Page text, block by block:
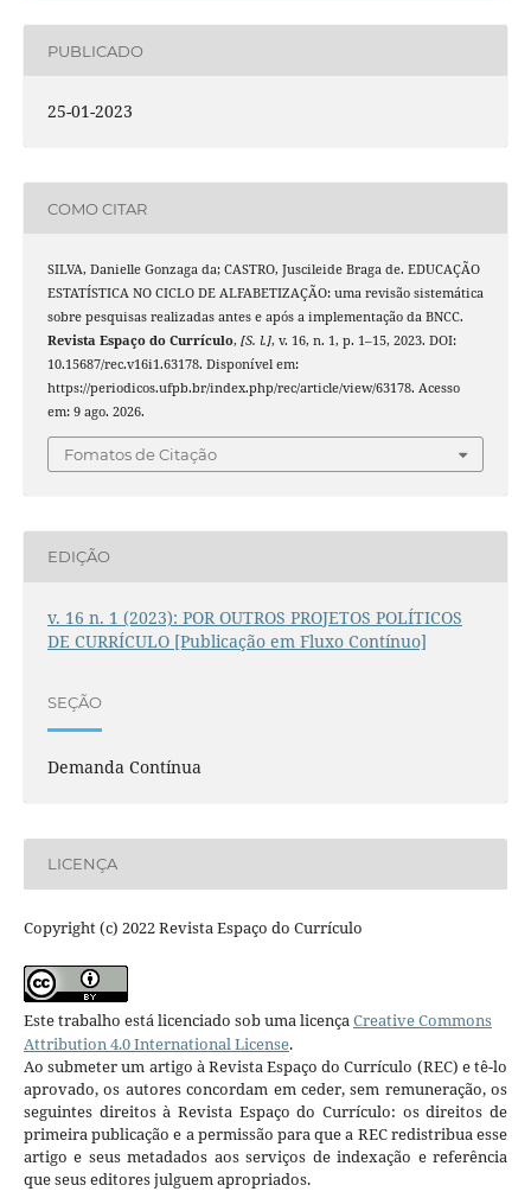
PUBLICADO
25-01-2023
COMO CITAR
SILVA, Danielle Gonzaga da; CASTRO, Juscileide Braga de. EDUCAÇÃO
ESTATÍSTICA NO CICLO DE ALFABETIZAÇÃO: uma revisão sistemática
sobre pesquisas realizadas antes e após a implementação da BNCC.
Revista Espaço do Currículo, [S. l.], v. 16, n. 1, p. 1–15, 2023. DOI:
10.15687/rec.v16i1.63178. Disponível em:
https://periodicos.ufpb.br/index.php/rec/article/view/63178. Acesso
em: 9 ago. 2026.
Fomatos de Citação
EDIÇÃO
v. 16 n. 1 (2023): POR OUTROS PROJETOS POLÍTICOS
DE CURRÍCULO [Publicação em Fluxo Contínuo]
SEÇÃO
Demanda Contínua
LICENÇA
Copyright (c) 2022 Revista Espaço do Currículo
Este trabalho está licenciado sob uma licençaCreative Commons
Attribution 4.0 International License.
Ao submeter um artigo à Revista Espaço do Currículo (REC) e tê-lo
aprovado, os autores concordam em ceder, sem remuneração, os
seguintes direitos à Revista Espaço do Currículo: os direitos de
primeira publicação e a permissão para que a REC redistribua esse
artigo e seus metadados aos serviços de indexação e referência
que seus editores julguem apropriados.